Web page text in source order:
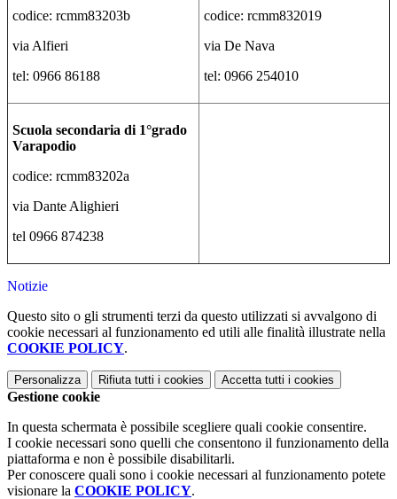
codice: rcmm83203b
via Alfieri
tel: 0966 86188
codice: rcmm832019
via De Nava
tel: 0966 254010
Scuola secondaria di 1°grado
Varapodio
codice: rcmm83202a
via Dante Alighieri
tel 0966 874238
Notizie
Questo sito o gli strumenti terzi da questo utilizzati si avvalgono di
cookie necessari al funzionamento ed utili alle finalità illustrate nella
COOKIE POLICY.
Personalizza Rifiuta tutti i cookies Accetta tutti i cookies
Gestione cookie
In questa schermata è possibile scegliere quali cookie consentire.
I cookie necessari sono quelli che consentono il funzionamento della
piattaforma e non è possibile disabilitarli.
Per conoscere quali sono i cookie necessari al funzionamento potete
visionare la COOKIE POLICY.